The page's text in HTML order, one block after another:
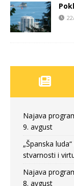
Najava
9. avgust
„Španska
stvarnosti i
Najava
8. avgust